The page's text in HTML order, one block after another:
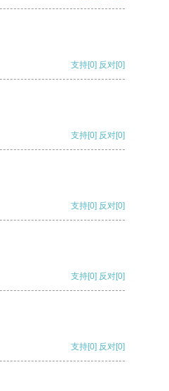
支持[0] 反对[0]
支持[0] 反对[0]
支持[0] 反对[0]
支持[0] 反对[0]
支持[0] 反对[0]